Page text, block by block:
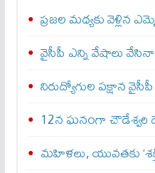
ప్రజల మధ్యకు వెళ్లిన
వైసీపీ ఎన్ని వేషాలు వేసినా
నిరుద్యోగుల పక్షాన
12న ఘనంగా
మహిళలు, యువతకు